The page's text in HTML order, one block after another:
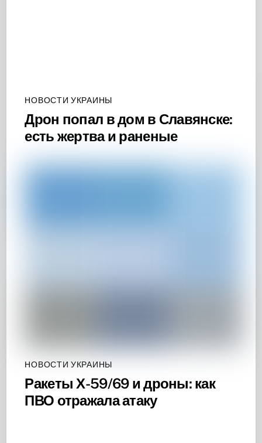
НОВОСТИ УКРАИНЫ
Дрон попал в дом в Славянске:
есть жертва и раненые
НОВОСТИ УКРАИНЫ
Ракеты Х-59/69 и дроны: как
ПВО отражала атаку